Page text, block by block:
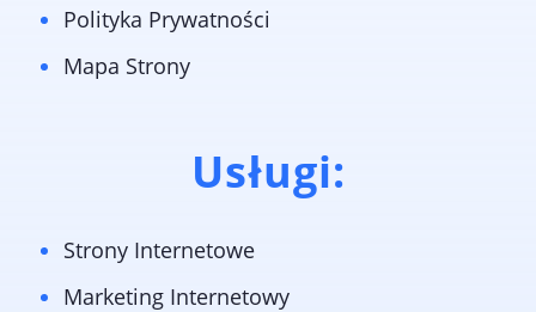
Polityka Prywatności
Mapa Strony
Usługi:
Strony Internetowe
Marketing Internetowy